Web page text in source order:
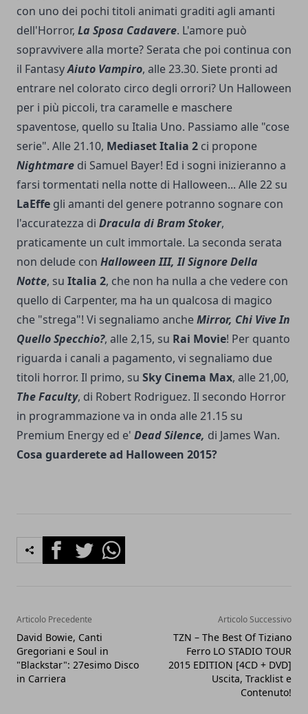
con uno dei pochi titoli animati graditi agli amanti
dell'Horror, La Sposa Cadavere. L'amore può
sopravvivere alla morte? Serata che poi continua con
il FantasyAiuto Vampiro, alle 23.30. Siete pronti ad
entrare nel colorato circo degli orrori? Un Halloween
per i più piccoli, tra caramelle e maschere
spaventose, quello su Italia Uno. Passiamo alle "cose
serie". Alle 21.10, Mediaset Italia 2 ci propone
Nightmare di Samuel Bayer! Ed i sogni inizieranno a
farsi tormentati nella notte di Halloween... Alle 22 su
LaEffe gli amanti del genere potranno sognare con
l'accuratezza di Dracula di Bram Stoker,
praticamente un cult immortale. La seconda serata
non delude con Halloween III, Il Signore Della
Notte, su Italia 2, che non ha nulla a che vedere con
quello di Carpenter, ma ha un qualcosa di magico
che "strega"! Vi segnaliamo ancheMirror, Chi Vive In
Quello Specchio?, alle 2,15, su Rai Movie! Per quanto
riguarda i canali a pagamento, vi segnaliamo due
titoli horror. Il primo, su Sky Cinema Max, alle 21,00,
The Faculty, di Robert Rodriguez. Il secondo Horror
in programmazione va in onda alle 21.15 su
Premium Energy ed e' Dead Silence, di James Wan.
Cosa guarderete ad Halloween 2015?
FacebookTwitterWhatsapp
Articolo Precedente
David Bowie, Canti
Gregoriani e Soul in
"Blackstar": 27esimo Disco
in Carriera
Articolo Successivo
TZN – The Best Of Tiziano
Ferro LO STADIO TOUR
2015 EDITION [4CD + DVD]
Uscita, Tracklist e
Contenuto!